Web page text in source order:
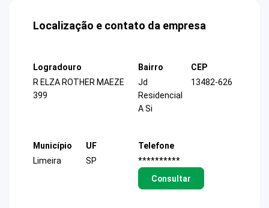
Localização e contato da empresa
Logradouro
R ELZA ROTHER MAEZE
399
Bairro
Jd
Residencial
A Si
CEP
13482-626
Município
Limeira
UF
SP
Telefone
**********
Consultar